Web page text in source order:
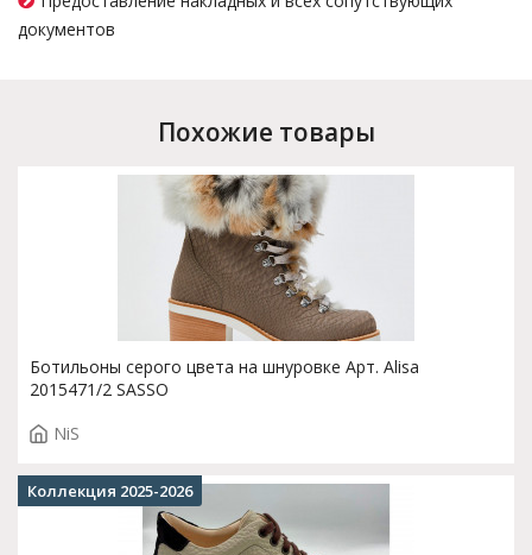
документов
Похожие товары
Ботильоны серого цвета на шнуровке Арт. Alisa
2015471/2 SASSO
NiS
Коллекция 2025-2026